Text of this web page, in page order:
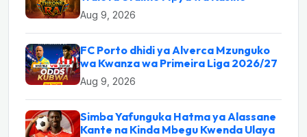
Aug 9, 2026
FC Porto dhidi ya Alverca Mzunguko
wa Kwanza wa Primeira Liga 2026/27
Aug 9, 2026
Simba Yafunguka Hatma ya Alassane
Kante na Kinda Mbegu Kwenda Ulaya